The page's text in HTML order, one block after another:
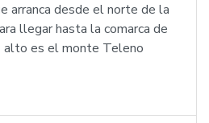
arranca desde el norte de la
llegar hasta la comarca de
alto es el monte Teleno